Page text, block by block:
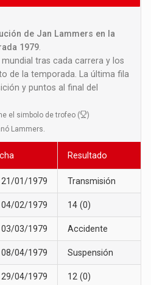
de Jan Lammers en la
1979
tras cada carrera y los
de la temporada. La última fila
y puntos al final del
el simbolo de trofeo (
)
Lammers.
Resultado
01/1979 Transmisión
02/1979 14 (0)
03/1979 Accidente
04/1979 Suspensión
04/1979 12 (0)